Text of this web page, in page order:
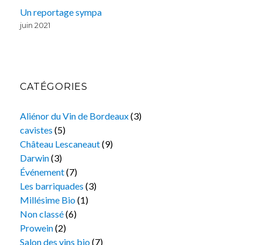
Un reportage sympa
juin 2021
CATÉGORIES
Aliénor du Vin de Bordeaux(3)
cavistes (5)
Château Lescaneaut(9)
Darwin(3)
Événement(7)
Les barriquades (3)
Millésime Bio(1)
Non classé(6)
Prowein(2)
Salon des vins bio(7)